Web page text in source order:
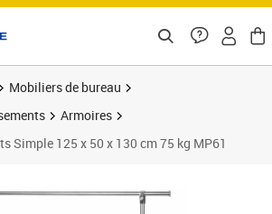
Mobiliers de bureau
Armoires
Simple 125 x 50 x 130 cm 75 kg MP61